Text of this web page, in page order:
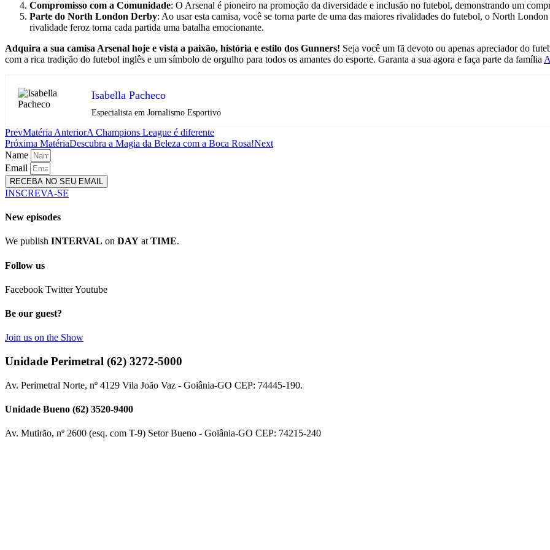
Compromisso com a Comunidade: O Arsenal é pioneiro na promoção da diversidade e inclusão no futebol, demonstrando um
Parte do North London Derby: Ao usar esta camisa, você se torna parte de uma das maiores rivalidades do futebol, o North
rivalidade feroz torna cada partida uma batalha emocionante.
Adquira a sua camisa Arsenal hoje e vista a paixão, história e estilo dos Gunners! Seja você um fã devoto ou apenas apreciador do
com a rica tradição do futebol inglês e um símbolo de orgulho para todos os amantes do esporte. Garanta a sua agora e faça parte da família
Isabella Pacheco
Especialista em Jornalismo Esportivo
PrevMatéria AnteriorA Champions League é diferente
Próxima MatériaDescubra a Magia da Beleza com a Boca Rosa!Next
Name
Email
RECEBA NO SEU EMAIL
INSCREVA-SE
New episodes
We publish INTERVAL on DAY at TIME.
Follow us
Facebook TwitterYoutube
Be our guest?
Join us on the Show
Unidade Perimetral (62) 3272-5000
Av. Perimetral Norte, nº 4129 Vila João Vaz - Goiânia-GO CEP: 74445-190.
Unidade Bueno (62) 3520-9400
Av. Mutirão, nº 2600 (esq. com T-9) Setor Bueno - Goiânia-GO CEP: 74215-240